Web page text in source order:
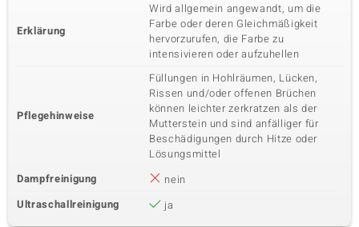
Erklärung
Wird allgemein angewandt, um die
Farbe oder deren Gleichmäßigkeit
hervorzurufen, die Farbe zu
intensivieren oder aufzuhellen
Pflegehinweise
Füllungen in Hohlräumen, Lücken,
Rissen und/oder offenen Brüchen
können leichter zerkratzen als der
Mutterstein und sind anfälliger für
Beschädigungen durch Hitze oder
Lösungsmittel
Dampfreinigung
nein
Ultraschallreinigung
ja